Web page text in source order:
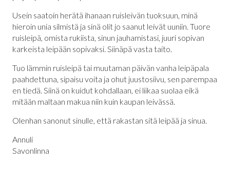
Usein saatoin herätä ihanaan ruisleivän tuoksuun, minä
hieroin unia silmistä ja sinä olit jo saanut leivät uuniin. Tuore
ruisleipä, omista rukiista, sinun jauhamistasi, juuri sopivan
karkeista leipään sopivaksi. Siinäpä vasta taito.
Tuo lämmin ruisleipä tai muutaman päivän vanha leipäpala
paahdettuna, sipaisu voita ja ohut juustosiivu, sen parempaa
en tiedä. Siinä on kuidut kohdallaan, ei liikaa suolaa eikä
mitään maltaan makua niin kuin kaupan leivässä.
Olenhan sanonut sinulle, että rakastan sitä leipää ja sinua.
Annuli
Savonlinna